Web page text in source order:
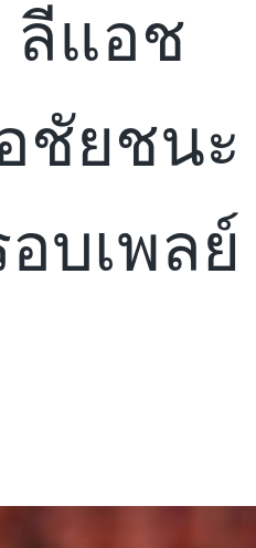
ลีแอช
ชัยชนะ
บเพลย์